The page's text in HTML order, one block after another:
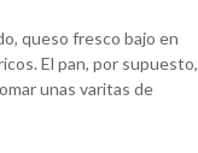
queso fresco bajo en
El pan, por supuesto,
unas varitas de